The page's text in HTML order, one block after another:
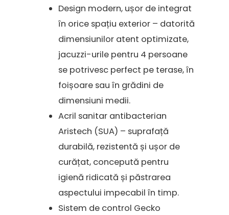
Design modern, ușor de integrat
în orice spațiu exterior – datorită
dimensiunilor atent optimizate,
jacuzzi-urile pentru 4 persoane
se potrivesc perfect pe terase, în
foișoare sau în grădini de
dimensiuni medii.
Acril sanitar antibacterian
Aristech (SUA) – suprafață
durabilă, rezistentă și ușor de
curățat, concepută pentru
igienă ridicată și păstrarea
aspectului impecabil în timp.
Sistem de control Gecko